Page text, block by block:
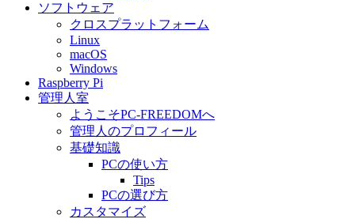
ソフトウェア
クロスプラットフォーム
Linux
macOS
Windows
Raspberry Pi
管理人室
ようこそPC-FREEDOMへ
管理人のプロフィール
基礎知識
PCの使い方
Tips
PCの選び方
カスタマイズ